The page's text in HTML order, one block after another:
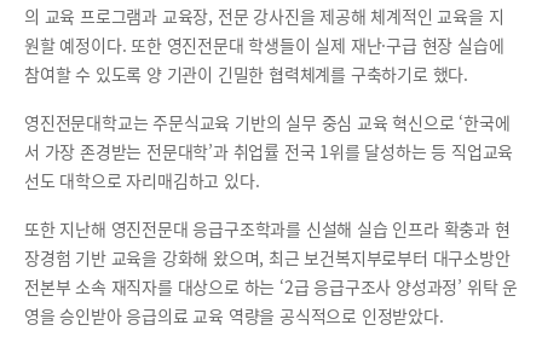
의 교육 프로그램과 교육장, 전문 강사진을 제공해 체계적인 교육을 지
원할 예정이다. 또한 영진전문대 학생들이 실제 재난·구급 현장 실습에
참여할 수 있도록 양 기관이 긴밀한 협력체계를 구축하기로 했다.
영진전문대학교는 주문식교육 기반의 실무 중심 교육 혁신으로 ‘한국에
서 가장 존경받는 전문대학’과 취업률 전국 1위를 달성하는 등 직업교육
선도 대학으로 자리매김하고 있다.
또한 지난해 영진전문대 응급구조학과를 신설해 실습 인프라 확충과 현
장경험 기반 교육을 강화해 왔으며, 최근 보건복지부로부터 대구소방안
전본부 소속 재직자를 대상으로 하는 ‘2급 응급구조사 양성과정’ 위탁 운
영을 승인받아 응급의료 교육 역량을 공식적으로 인정받았다.